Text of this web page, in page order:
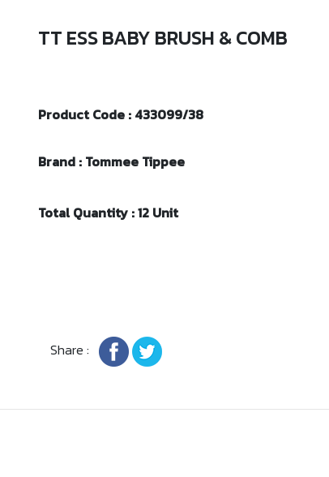
TT ESS BABY BRUSH & COMB
Product Code : 433099/38
Brand : Tommee Tippee
Total Quantity : 12 Unit
Share :